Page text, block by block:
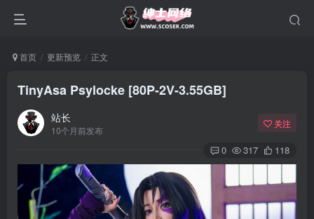
首页 更新预览 正文
TinyAsa Psylocke [80P-2V-3.55GB]
站长
10个月前发布
关注
0 317 118